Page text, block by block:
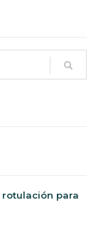
para